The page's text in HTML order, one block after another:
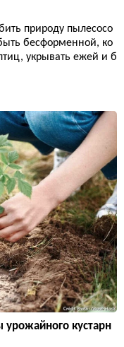
природу пылесосо
бесформенной, ко
укрывать ежей и б
урожайного кустарн